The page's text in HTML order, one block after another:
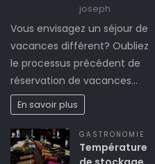
joseph
Vous envisagez un séjour de
vacances différent? Oubliez
le processus précédent de
réservation de vacances…
En savoir plus
GASTRONOMIE
Température